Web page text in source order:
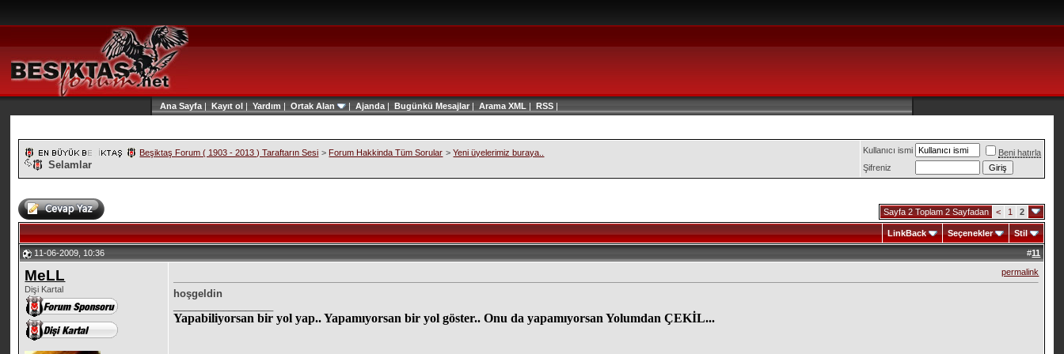
Ana Sayfa | Kayıt ol | Yardım | Ortak Alan | Ajanda | Bugünkü Mesajlar| Arama XML | RSS |
Beşiktaş Forum ( 1903 - 2013 ) Taraftarın Sesi > Forum Hakkinda Tüm Sorular >Yeni üyelerimiz buraya..
Selamlar
Kullanıcı ismi
Beni hatırla
Şifreniz
Sayfa 2 Toplam 2 Sayfadan < 1 2
LinkBack Seçenekler Stil
11-06-2009, 10:36 #11
MeLL
Dişi Kartal
permalink
hoşgeldin
Yapabiliyorsan bir yol yap.. Yapamıyorsan bir yol göster.. Onu da yapamıyorsan Yolumdan ÇEKİL...